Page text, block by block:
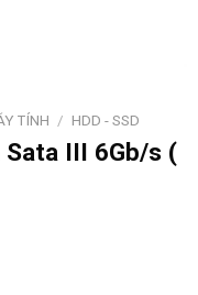
TÍNH / HDD - SSD
Sata III 6Gb/s (